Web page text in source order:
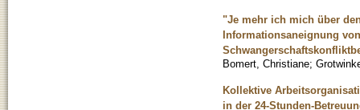
"Je mehr ich mich über
Informationsaneignung
Bomert, Christiane;
Kollektive
in der 24-Stunden-